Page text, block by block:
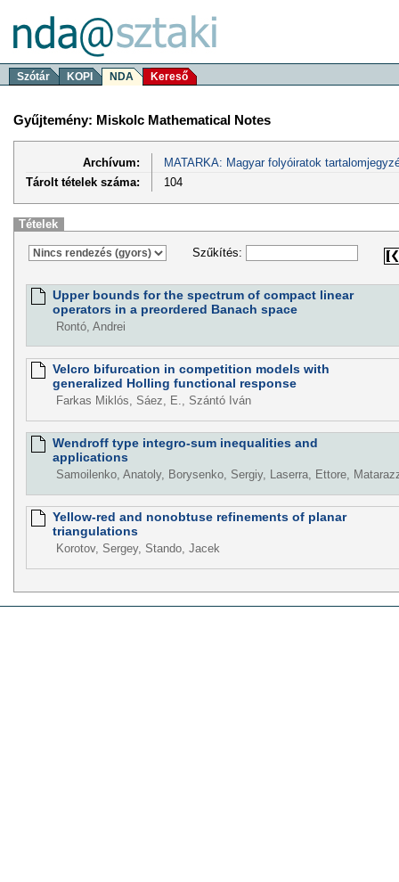
Szótár KOPI NDA Kereső
Gyűjtemény: Miskolc Mathematical Notes
Archívum:
MATARKA: Magyar folyóiratok
Tárolt tételek száma:
104
Tételek
Szűkítés:
Upper bounds for the spectrum of compact linear
operators in a preordered Banach space
Rontó, Andrei
Velcro bifurcation in competition models with
generalized Holling functional response
Farkas Miklós, Sáez, E., Szántó Iván
Wendroff type integro-sum inequalities and
applications
Samoilenko, Anatoly, Borysenko, Sergiy, Laserra, Ettore,
Yellow-red and nonobtuse refinements of planar
triangulations
Korotov, Sergey, Stando, Jacek